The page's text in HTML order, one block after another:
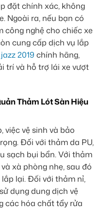
đặt chính xác, không
Ngoài ra, nếu bạn có
công nghệ cho chiếc xe
cung cấp dịch vụ lắp
2019 chính hãng,
trí và hỗ trợ lái xe vượt
Thảm Lót Sàn Hiệu
việc vệ sinh và bảo
Đối với thảm da PU,
sạch bụi bẩn. Với thảm
xà phòng nhẹ, sau đó
lại. Đối với thảm nỉ,
dụng dung dịch vệ
các hóa chất tẩy rửa